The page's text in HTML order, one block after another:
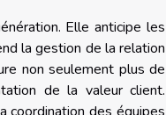
Elle anticipe les
la gestion de la relation
non seulement plus de
de la valeur client.